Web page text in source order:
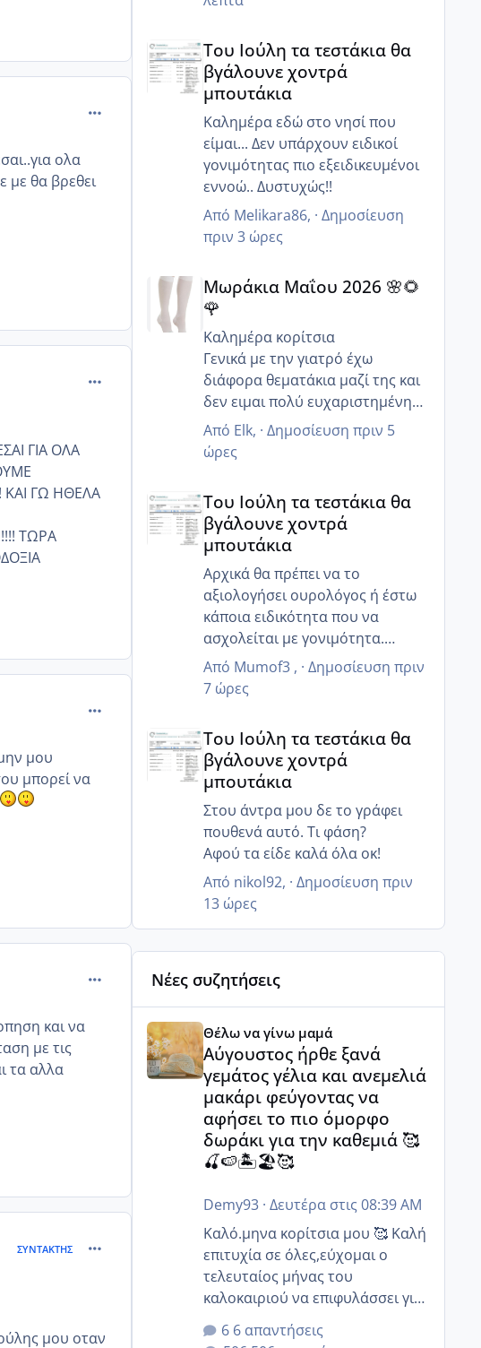
comment_469438
ολα
με θα βρεθει
comment_469442
ΓΙΑ ΟΛΑ
ΓΩ ΗΘΕΛΑ
ΤΩΡΑ
comment_469443
μου
μπορεί να
comment_469456
και να
με τις
τα αλλα
ΣΥΝΤΆΚΤΗΣ comment_469471
μου οταν
τιμή. Η ενδοκρινολόγος βέβαια
μου είπε ότι δεν έχω κάποιο
πρόβλημα, είναι λόγω
εγκυμοσύνης - κάναμε κι
επόμενο τσεκ στον 5ο μήνα,
αλλά προβληματίζομαι γιατί δεν
παίρνω πολύ βάρος όπως νόμιζα
:/
Του Ιούλη τα τεστάκια θα
βγάλουνε χοντρά
μπουτάκια
Καλημέρα εδώ στο νησί που
είμαι... Δεν υπάρχουν ειδικοί
γονιμότητας πιο εξειδικευμένοι
εννοώ.. Δυστυχώς!!
Από Melikara86, · Δημοσίευση
πριν 3 ώρες
Μωράκια Μαΐου 2026 🌸🌻🌹
Μωράκια Μαΐου 2026 🌸🌻
🌹
Καλημέρα κορίτσια
Γενικά με την γιατρό έχω
διάφορα θεματάκια μαζί της και
δεν ειμαι πολύ ευχαριστημένη
αλλά τουλάχιστον στο κομμάτι
θηλασμός είναι καλή δεν
προωθεί καθόλου το ξένο γάλα
Ααα ωραία τώρα που δεν έχετε
και πολύ δουλειά είστε κάπως
πιο χαλαροί θα πάρει και το
9μηνο τον Σεπτέμβρη θα είναι
και η μεγάλη στο σχολείο οπότε
μια χαρά !θα πάτε και διακοπες
ειχες πει ;
και εμένα έχει σταματήσει την
δουλειά ο άντρας μου και
είμαστε όλοι μαζί την Τρίτη
πήγα εχτές παράγγειλα και της
τούρτες τα έχω κανονίσει όλα
περιμένουν πως και πως 😂
Από Elk, · Δημοσίευση πριν 5
ώρες
Του Ιούλη τα τεστάκια θα
βγάλουνε χοντρά
μπουτάκια
Αρχικά θα πρέπει να το
αξιολογήσει ουρολόγος ή έστω
κάποια ειδικότητα που να
ασχολείται με γονιμότητα.
😊
Από Mumof3 , · Δημοσίευση πριν
7 ώρες
Του Ιούλη τα τεστάκια θα
βγάλουνε χοντρά
μπουτάκια
Στου άντρα μου δε το γράφει
πουθενά αυτό. Τι φάση?
Αφού τα είδε καλά όλα οκ!
Από nikol92, · Δημοσίευση πριν
13 ώρες
Νέες συζητήσεις
Αύγουστος ήρθε ξανά γεμάτος γέλια και
Θέλω να γίνω μαμά
Αύγουστος ήρθε ξανά
γεμάτος γέλια και ανεμελιά
μακάρι φεύγοντας να
αφήσει το πιο όμορφο
δωράκι για την καθεμιά 🥰
🍒🍉🏝️🏖️🥰
Demy93· Δευτέρα στις 08:39 AM
Καλό.μηνα κορίτσια μου 🥰 Καλή
επιτυχία σε όλες,εύχομαι ο
τελευταίος μήνας του
καλοκαιριού να επιφυλάσσει για
όλες σας την πιο όμορφη
έκπληξη 🧿 @Elk @Melikara86
6 απαντήσεις